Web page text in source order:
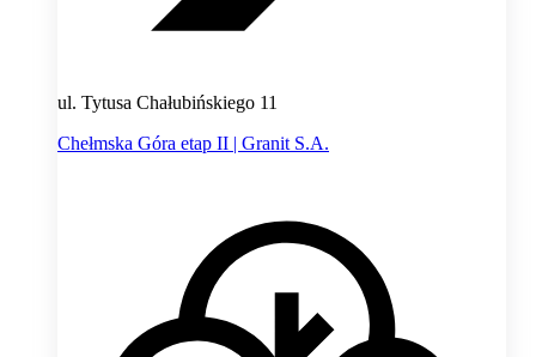
ul. Tytusa Chałubińskiego 11
Chełmska Góra etap II | Granit S.A.